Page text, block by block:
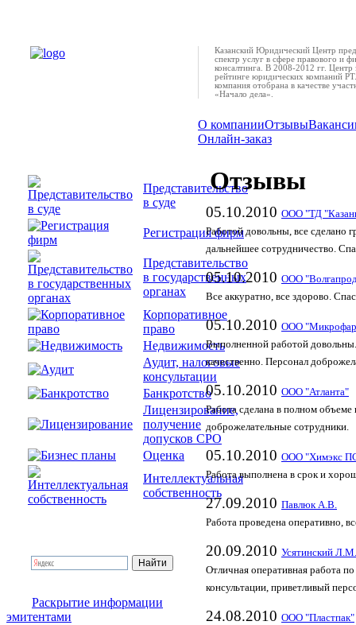
Представительство
в суде
Регистрация фирм
Представительство
в государственных
органах
Корпоративное
право
Недвижимость
Аудит, налоговые
консультации
Банкротство
Лицензирование,
получение
допусков СРО
Оценка
Интеллектуальная
собственность
Раскрытие информации
эмитентами
Казанский Юридический Центр
спектр услуг в сфере правового и
консалтинга. В 2008-2012 гг. Центр
рейтинге юридических компаний
компания отобрана в качестве
«Начало дела».
О компанииОтзывы
Онлайн-заказ
Отзывы
05.10.2010 ООО "ТД
Работой довольны, все сделано
дальнейшее сотрудничество.
05.10.2010 ООО
Все аккуратно, все здорово.
05.10.2010 ООО
Выполненной работой
качественно. Персонал
05.10.2010 ООО "Атланта"
Работа сделана в полном
доброжелательные сотрудники.
05.10.2010 ООО "Химэкс
Работа выполнена в срок и
27.09.2010 Павлюк А.В.
Работа проведена оперативно,
20.09.2010 Усятинский Л.М.
Отличная оперативная работа
консультации, приветливый
24.08.2010 ООО "Пластпак"